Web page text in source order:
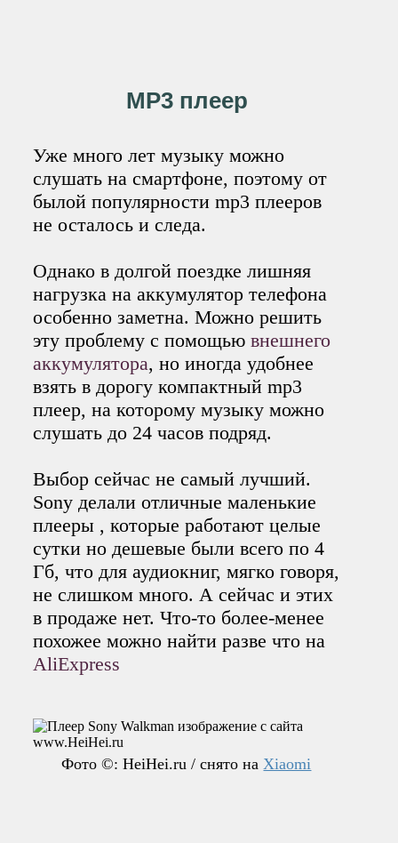
MP3 плеер
Уже много лет музыку можно
слушать на смартфоне, поэтому от
былой популярности mp3 плееров
не осталось и следа.
Однако в долгой поездке лишняя
нагрузка на аккумулятор телефона
особенно заметна. Можно решить
эту проблему с помощьювнешнего
аккумулятора, но иногда удобнее
взять в дорогу компактный mp3
плеер, на которому музыку можно
слушать до 24 часов подряд.
Выбор сейчас не самый лучший.
Sony делали отличные маленькие
плееры , которые работают целые
сутки но дешевые были всего по 4
Гб, что для аудиокниг, мягко говоря,
не слишком много. А сейчас и этих
в продаже нет. Что-то более-менее
похожее можно найти разве что на
AliExpress
Фото ©: HeiHei.ru / снято на Xiaomi